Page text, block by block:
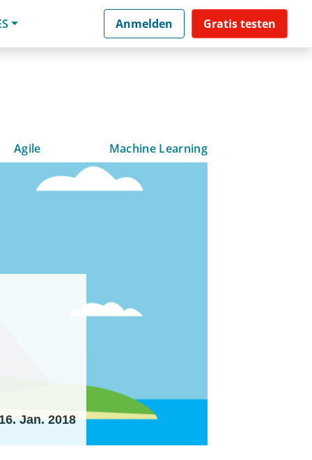
Anmelden Gratis testen
Agile Machine Learning
16. Jan. 2018